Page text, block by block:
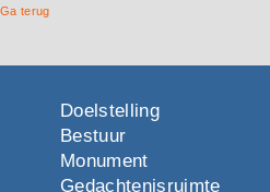
Ga terug
Doelstelling
Bestuur
Monument
Gedachtenisruimte